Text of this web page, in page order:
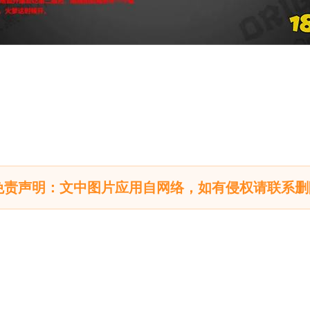
责声明：文中图片应用自网络，如有侵权请联系